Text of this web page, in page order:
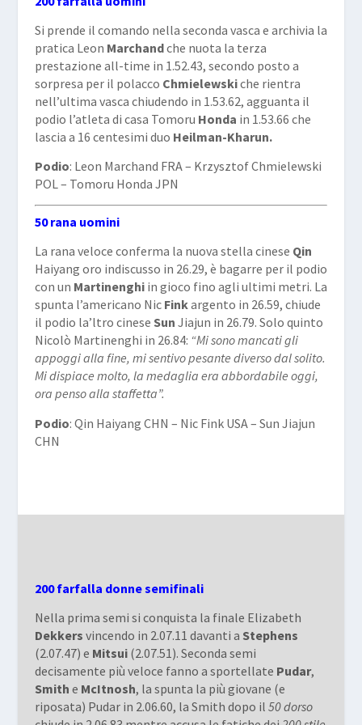
Si prende il comando nella seconda vasca e archivia la
pratica Leon Marchandche nuota la terza
prestazione all-time in 1.52.43, secondo posto a
sorpresa per il polacco Chmielewskiche rientra
nell’ultima vasca chiudendo in 1.53.62, agguanta il
podio l’atleta di casa Tomoru Honda in 1.53.66 che
lascia a 16 centesimi duo Heilman-Kharun.
Podio: Leon Marchand FRA – Krzysztof Chmielewski
POL – Tomoru Honda JPN
50 rana uomini
La rana veloce conferma la nuova stella cinese Qin
Haiyang oro indiscusso in 26.29, è bagarre per il podio
con un Martinenghiin gioco fino agli ultimi metri. La
spunta l’americano Nic Finkargento in 26.59, chiude
il podio la’ltro cinese Sun Jiajun in 26.79. Solo quinto
Nicolò Martinenghi in 26.84: “Mi sono mancati gli
appoggi alla fine, mi sentivo pesante diverso dal solito.
Mi dispiace molto, la medaglia era abbordabile oggi,
ora penso alla staffetta”.
Podio: Qin Haiyang CHN – Nic Fink USA – Sun Jiajun
CHN
200 farfalla donne semifinali
Nella prima semi si conquista la finale Elizabeth
Dekkers vincendo in 2.07.11 davanti a Stephens
(2.07.47) e Mitsui(2.07.51). Seconda semi
decisamente più veloce fanno a sportellate Pudar,
Smith e McItnosh, la spunta la più giovane (e
riposata) Pudar in 2.06.60, la Smith dopo il 50 dorso